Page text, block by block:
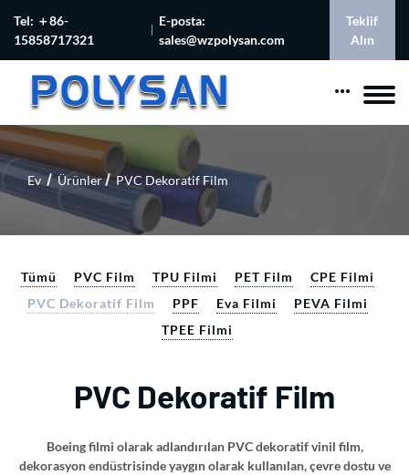
Tel: ＋86-
15858717321
E-posta:
sales@wzpolysan.com
Teklif
Alın
Ev Ürünler PVC Dekoratif Film
Tümü PVC Film TPU Filmi PET Film
CPE Filmi
PVC Dekoratif Film
PPF Eva Filmi
PEVA Filmi
TPEE Filmi
PVC Dekoratif Film
Boeing filmi olarak adlandırılan PVC dekoratif vinil film,
dekorasyon endüstrisinde yaygın olarak kullanılan, çevre dostu ve